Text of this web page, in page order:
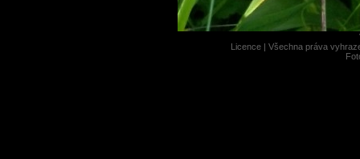
Licence | Všechna práva